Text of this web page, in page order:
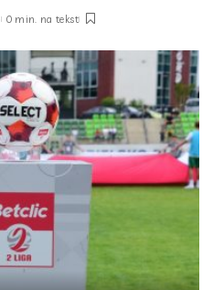
0 min. na tekst